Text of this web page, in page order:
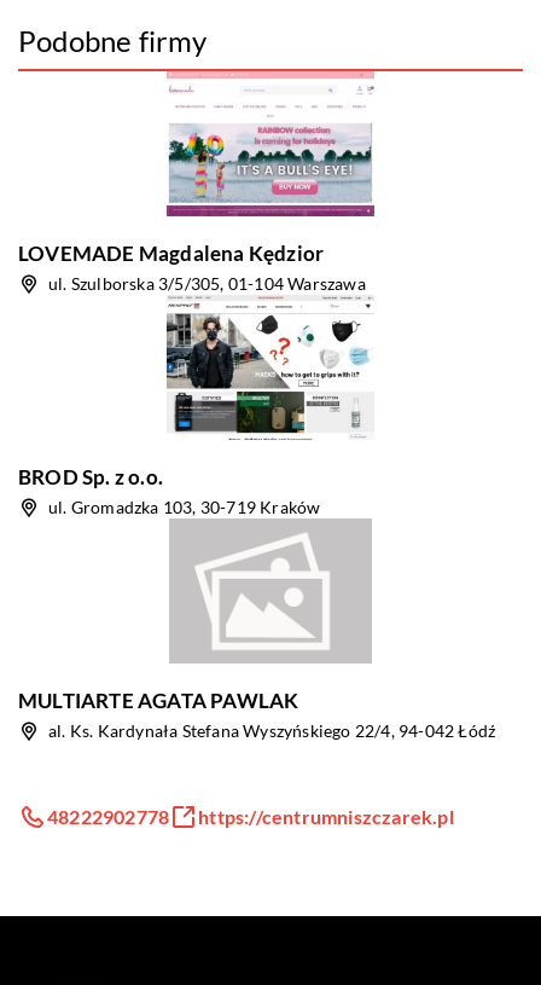
Podobne firmy
LOVEMADE Magdalena Kędzior
ul. Szulborska 3/5/305, 01-104 Warszawa
BROD Sp. z o.o.
ul. Gromadzka 103, 30-719 Kraków
MULTIARTE AGATA PAWLAK
al. Ks. Kardynała Stefana Wyszyńskiego 22/4, 94-042 Łódź
48222902778 https://centrumniszczarek.pl